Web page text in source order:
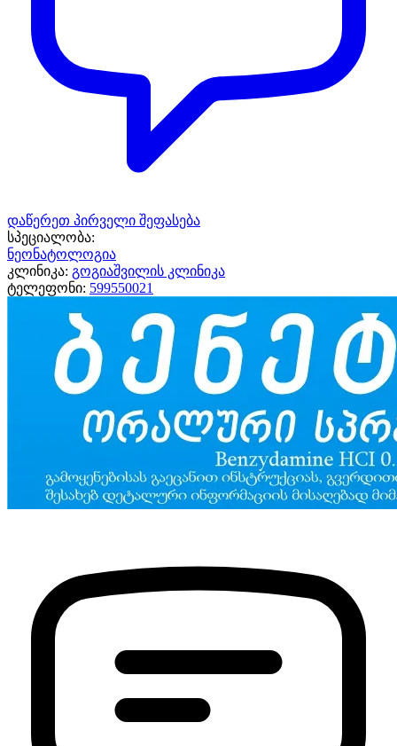
დაწერეთ პირველი შეფასება
სპეციალობა:
ნეონატოლოგია
კლინიკა: გოგიაშვილის კლინიკა
ტელეფონი: 599550021